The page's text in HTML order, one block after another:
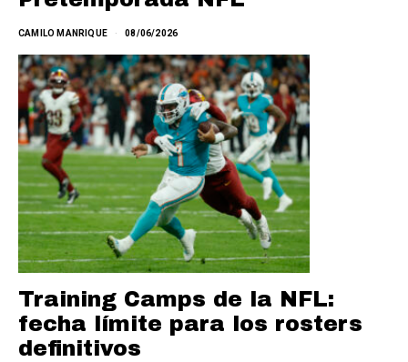
CAMILO MANRIQUE 08/06/2026
Training Camps de la NFL:
fecha límite para los rosters
definitivos